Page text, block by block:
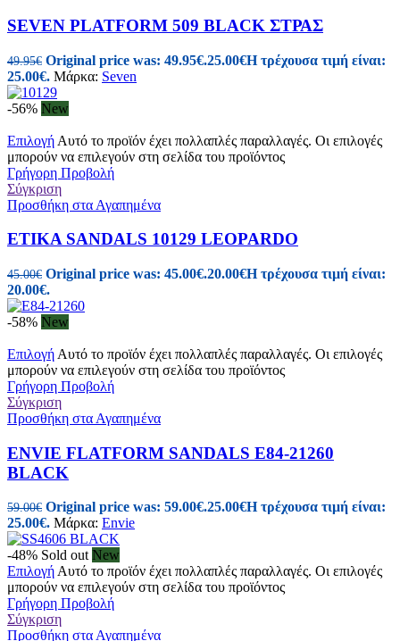
SEVEN PLATFORM 509 BLACK ΣΤΡΑΣ
49.95€ Original price was: 49.95€.25.00€Η τρέχουσα τιμή είναι:
25.00€. Μάρκα: Seven
-56% New
Επιλογή Αυτό το προϊόν έχει πολλαπλές παραλλαγές. Οι επιλογές
μπορούν να επιλεγούν στη σελίδα του προϊόντος
Γρήγορη Προβολή
Σύγκριση
Προσθήκη στα Αγαπημένα
ETIKA SANDALS 10129 LEOPARDO
45.00€ Original price was: 45.00€.20.00€Η τρέχουσα τιμή είναι:
20.00€.
-58% New
Επιλογή Αυτό το προϊόν έχει πολλαπλές παραλλαγές. Οι επιλογές
μπορούν να επιλεγούν στη σελίδα του προϊόντος
Γρήγορη Προβολή
Σύγκριση
Προσθήκη στα Αγαπημένα
ENVIE FLATFORM SANDALS E84-21260
BLACK
59.00€ Original price was: 59.00€.25.00€Η τρέχουσα τιμή είναι:
25.00€. Μάρκα: Envie
-48% Sold out New
Επιλογή Αυτό το προϊόν έχει πολλαπλές παραλλαγές. Οι επιλογές
μπορούν να επιλεγούν στη σελίδα του προϊόντος
Γρήγορη Προβολή
Σύγκριση
Προσθήκη στα Αγαπημένα